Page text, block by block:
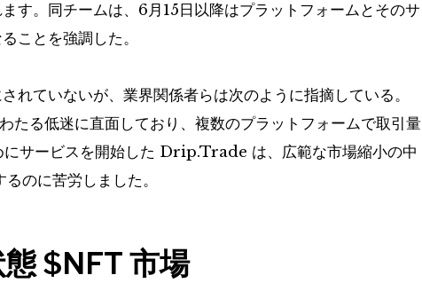
す。同チームは、6月15日以降はプラットフォームとそのサ
ことを強調した。
れていないが、業界関係者らは次のように指摘している。
たる低迷に直面しており、複数のプラットフォームで取引量
サービスを開始した Drip.Trade は、広範な市場縮小の中
のに苦労しました。
$NFT市場